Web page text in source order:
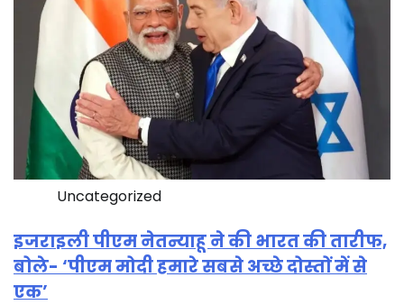
Uncategorized
इजराइली पीएम नेतन्याहू ने की भारत की तारीफ,
बोले- ‘पीएम मोदी हमारे सबसे अच्छे दोस्तों में से
एक’